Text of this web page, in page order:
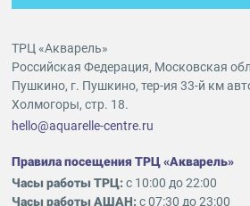
ТРЦ «Акварель»
Российская Федерация, Московская
Пушкино, г. Пушкино, тер-ия 33-й км
Холмогоры, стр. 18.
hello@aquarelle-centre.ru
Правила посещения ТРЦ «Акварель»
Часы работы ТРЦ:с 10:00 до 22:00
Часы работы АШАН:с 07:30 до 23:00